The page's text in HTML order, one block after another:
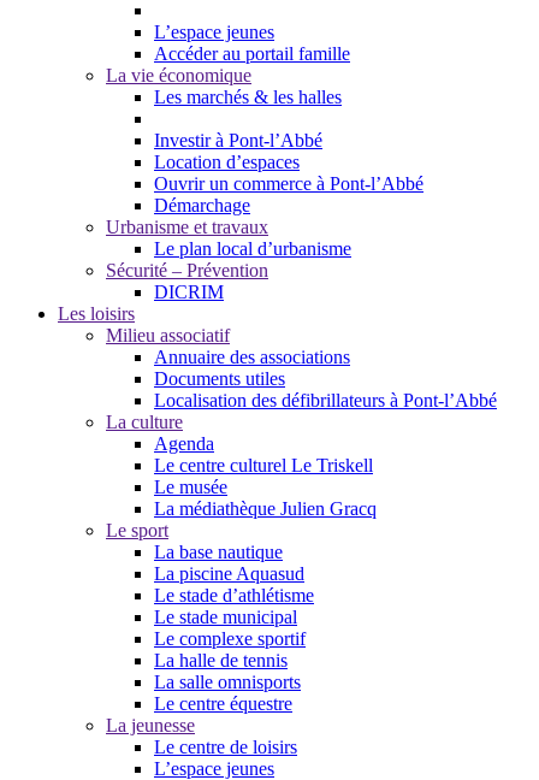
L’espace jeunes
Accéder au portail famille
La vie économique
Les marchés & les halles
Investir à Pont-l’Abbé
Location d’espaces
Ouvrir un commerce à Pont-l’Abbé
Démarchage
Urbanisme et travaux
Le plan local d’urbanisme
Sécurité – Prévention
DICRIM
Les loisirs
Milieu associatif
Annuaire des associations
Documents utiles
Localisation des défibrillateurs à Pont-l’Abbé
La culture
Agenda
Le centre culturel Le Triskell
Le musée
La médiathèque Julien Gracq
Le sport
La base nautique
La piscine Aquasud
Le stade d’athlétisme
Le stade municipal
Le complexe sportif
La halle de tennis
La salle omnisports
Le centre équestre
La jeunesse
Le centre de loisirs
L’espace jeunes